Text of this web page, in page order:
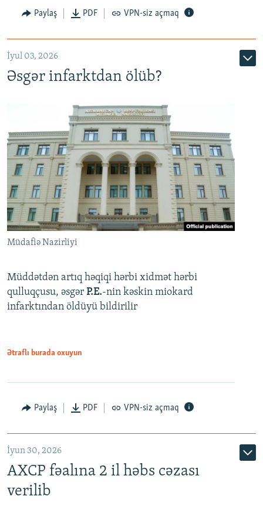
Auto 240p 360p 480p
720p 1080p
Paylaş PDF VPN-siz açmaq
İyul 03, 2026
Əsgər infarktdan ölüb?
Müdafiə Nazirliyi
Müddətdən artıq həqiqi hərbi xidmət hərbi
qulluqçusu, əsgər P.E.-nin kəskin miokard
infarktından öldüyü bildirilir
Ətraflı burada oxuyun
Paylaş PDF VPN-siz açmaq
İyun 30, 2026
AXCP fəalına 2 il həbs cəzası
verilib